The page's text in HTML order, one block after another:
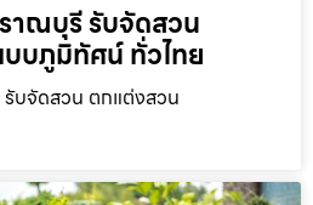
าณบุรี รับจัดสวน
บภูมิทัศน์ ทั่วไทย
บจัดสวน ตกแต่งสวน